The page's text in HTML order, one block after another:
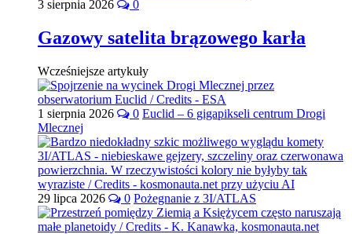
3 sierpnia 2026 0
Gazowy satelita brązowego karła
Wcześniejsze artykuły
1 sierpnia 2026 0 Euclid – 6 gigapikseli centrum Drogi
Mlecznej
29 lipca 2026 0 Pożegnanie z 3I/ATLAS